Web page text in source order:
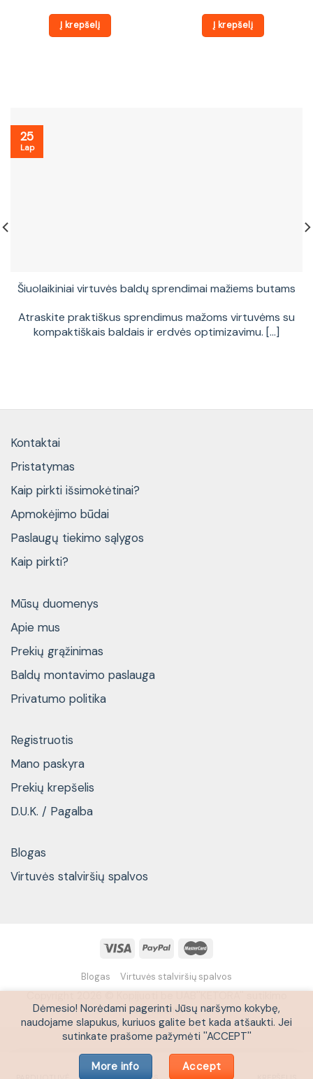
Į krepšelį Į krepšelį
Šiuolaikiniai virtuvės baldų sprendimai mažiems butams
Atraskite praktiškus sprendimus mažoms virtuvėms su
kompaktiškais baldais ir erdvės optimizavimu. [...]
25
Lap
Kontaktai
Pristatymas
Kaip pirkti išsimokėtinai?
Apmokėjimo būdai
Paslaugų tiekimo sąlygos
Kaip pirkti?
Mūsų duomenys
Apie mus
Prekių grąžinimas
Baldų montavimo paslauga
Privatumo politika
Registruotis
Mano paskyra
Prekių krepšelis
D.U.K. / Pagalba
Blogas
Virtuvės stalviršių spalvos
Blogas Virtuvės stalviršių spalvos
Copyright 2026 © Kopijuoti be UAB''KETORA'' sutikimo
draudžiama
Dėmesio! Norėdami pagerinti Jūsų naršymo kokybę,
naudojame slapukus, kuriuos galite bet kada atšaukti. Jei
sutinkate prašome pažymėti ''ACCEPT''
More info Accept